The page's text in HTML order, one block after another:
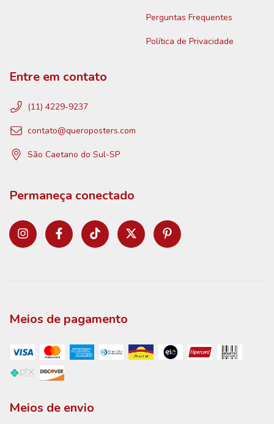
Perguntas Frequentes
Política de Privacidade
Entre em contato
(11) 4229-9237
contato@queroposters.com
São Caetano do Sul-SP
Permaneça conectado
Meios de pagamento
Meios de envio